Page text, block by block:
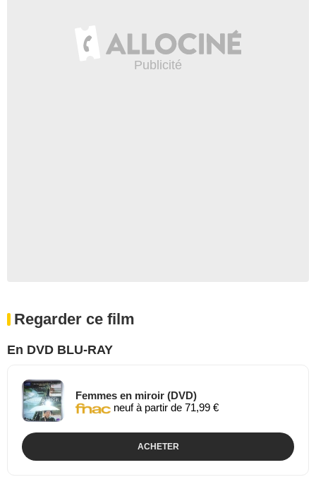
Regarder ce film
En DVD BLU-RAY
Femmes en miroir (DVD)
neuf à partir de 71,99 €
ACHETER